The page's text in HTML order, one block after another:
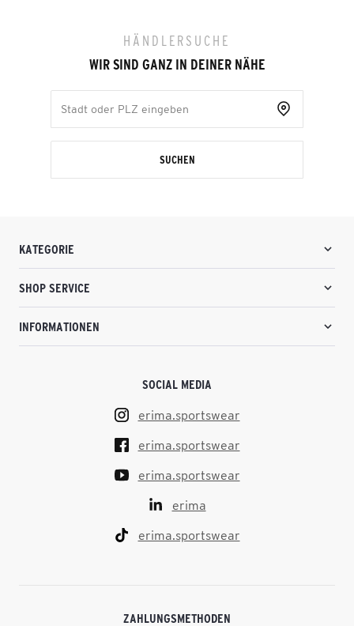
HÄNDLERSUCHE
WIR SIND GANZ IN DEINER NÄHE
SUCHEN
KATEGORIE
SHOP SERVICE
INFORMATIONEN
SOCIAL MEDIA
erima.sportswear
erima.sportswear
erima.sportswear
erima
erima.sportswear
ZAHLUNGSMETHODEN